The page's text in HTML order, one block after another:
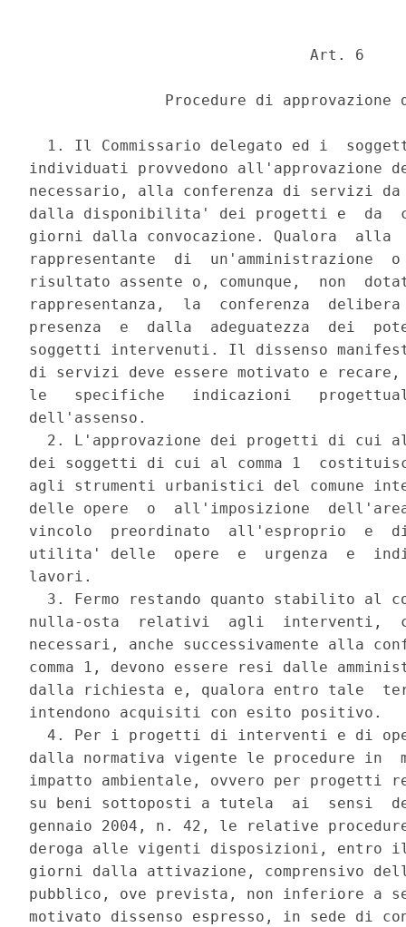
                               Art. 6
Procedure di approvazione
1. Il Commissario delegato ed i
individuati provvedono all'approvazione
necessario, alla conferenza di servizi
dalla disponibilita' dei progetti e  da
giorni dalla convocazione. Qualora
rappresentante  di
risultato assente o, comunque,  non
rappresentanza,  la  conferenza
presenza  e  dalla  adeguatezza  dei
soggetti intervenuti. Il dissenso
di servizi deve essere motivato e
le   specifiche   indicazioni
dell'assenso.
2. L'approvazione dei progetti di cui
dei soggetti di cui al comma 1
agli strumenti urbanistici del comune
delle opere  o  all'imposizione
vincolo  preordinato  all'esproprio  e
utilita' delle  opere  e  urgenza  e
lavori.
3. Fermo restando quanto stabilito al
nulla-osta  relativi  agli  interventi,
necessari, anche successivamente alla
comma 1, devono essere resi dalle
dalla richiesta e, qualora entro tale
intendono acquisiti con esito positivo.
4. Per i progetti di interventi e di
dalla normativa vigente le procedure in
impatto ambientale, ovvero per
su beni sottoposti a tutela  ai  sensi
gennaio 2004, n. 42, le relative
deroga alle vigenti disposizioni, entro il
giorni dalla attivazione, comprensivo
pubblico, ove prevista, non inferiore
motivato dissenso espresso, in sede di